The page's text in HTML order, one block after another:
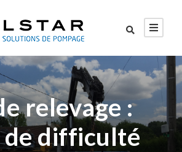
relevage :
de difficulté